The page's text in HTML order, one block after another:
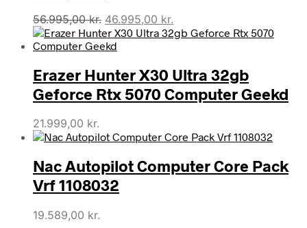
56.995,00kr. Den
oprindelige
pris
56.995,00 kr..
46.995,00 kr.
aktuelle
46.995,00 kr..
Erazer Hunter X30 Ultra 32gb
Geforce Rtx 5070 Computer Geekd
21.999,00 kr.
Nac Autopilot Computer Core Pack
Vrf 1108032
19.589,00 kr.